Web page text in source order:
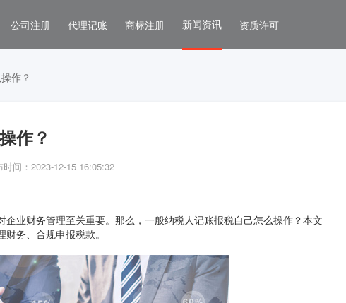
公司注册 代理记账 商标注册 新闻资讯 资质许可
作？
作？
时间：2023-12-15 16:05:32
业财务管理至关重要。那么，一般纳税人记账报税自己怎么操作？本文
务、合规申报税款。